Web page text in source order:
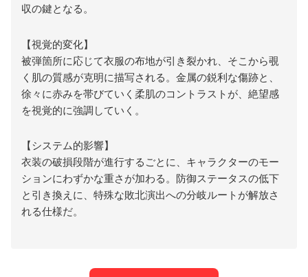
収の鍵となる。
【視覚的変化】
被弾箇所に応じて衣服の布地が引き裂かれ、そこから覗
く肌の質感が克明に描写される。金属の鋭利な傷跡と、
徐々に赤みを帯びていく柔肌のコントラストが、絶望感
を視覚的に強調していく。
【システム的影響】
衣装の破損段階が進行するごとに、キャラクターのモー
ションにわずかな重さが加わる。防御ステータスの低下
と引き換えに、特殊な敗北演出への分岐ルートが解放さ
れる仕様だ。